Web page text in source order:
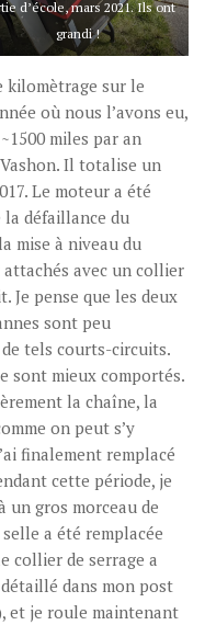
d’école, mars 2021. Ils ont
grandi !
kilomètrage sur le
où nous l’avons eu,
miles par an
Il totalise un
Le moteur a été
la défaillance du
mise à niveau du
avec un collier
Je pense que les deux
sont peu
tels courts-circuits.
sont mieux comportés.
la chaîne, la
on peut s’y
finalement remplacé
cette période, je
un gros morceau de
a été remplacée
collier de serrage a
dans mon post
et je roule maintenant